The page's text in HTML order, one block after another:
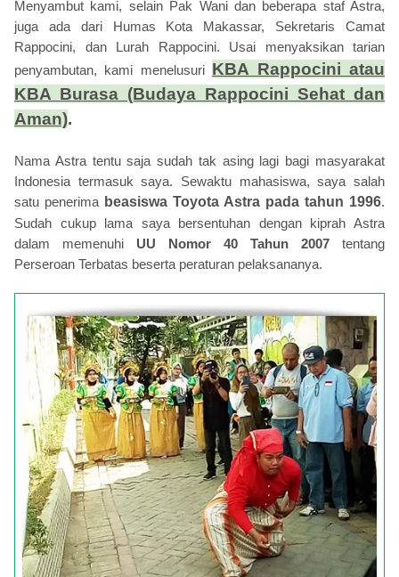
Menyambut kami, selain Pak Wani dan beberapa staf Astra,
juga ada dari Humas Kota Makassar, Sekretaris Camat
Rappocini, dan Lurah Rappocini. Usai menyaksikan tarian
penyambutan, kami menelusuri KBA Rappocini atau
KBA Burasa (Budaya Rappocini Sehat dan
Aman).
Nama Astra tentu saja sudah tak asing lagi bagi masyarakat
Indonesia termasuk saya. Sewaktu mahasiswa, saya salah
satu penerima beasiswa Toyota Astra pada tahun 1996.
Sudah cukup lama saya bersentuhan dengan kiprah Astra
dalam memenuhi UU Nomor 40 Tahun 2007 tentang
Perseroan Terbatas beserta peraturan pelaksananya.